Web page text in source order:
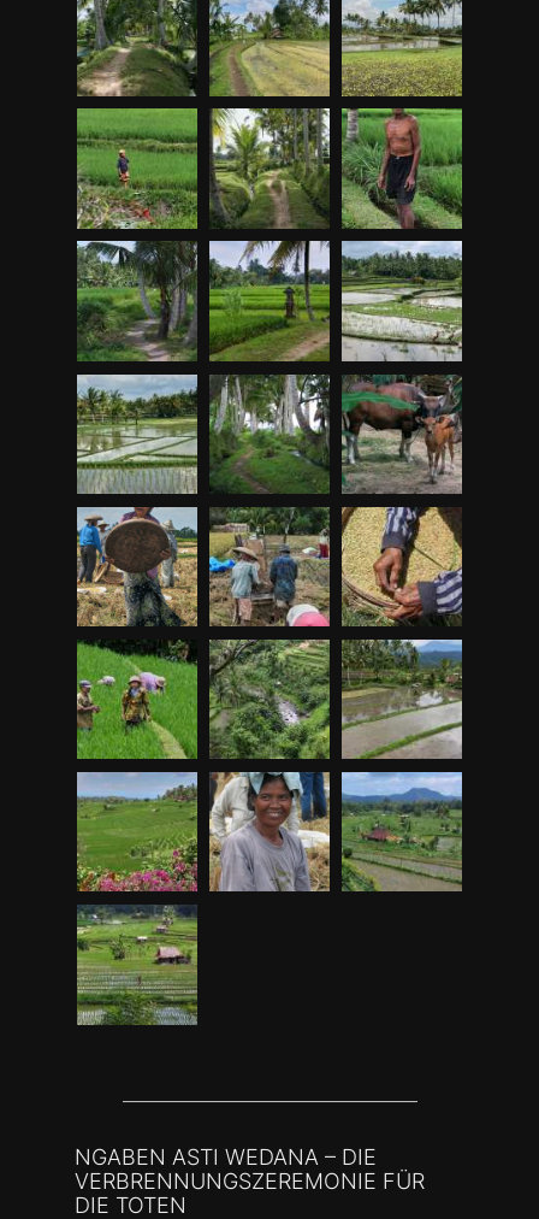
–––––––––––––––––––––––––––––––––––
NGABEN ASTI WEDANA – DIE
VERBRENNUNGSZEREMONIE FÜR
DIE TOTEN